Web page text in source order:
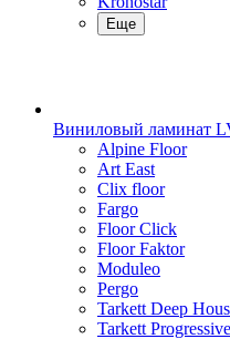
Еще
Виниловый ламинат
Alpine Floor
Art East
Clix floor
Fargo
Floor Click
Floor Faktor
Moduleo
Pergo
Tarkett Deep
Tarkett